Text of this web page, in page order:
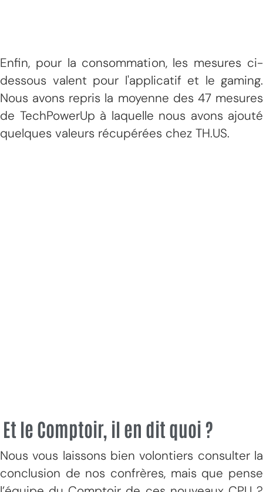
Enfin, pour la consommation, les mesures ci-
dessous valent pour l'applicatif et le gaming.
Nous avons repris la moyenne des 47 mesures
de TechPowerUp à laquelle nous avons ajouté
quelques valeurs récupérées chez TH.US.
Et le Comptoir, il en dit quoi ?
Nous vous laissons bien volontiers consulter la
conclusion de nos confrères, mais que pense